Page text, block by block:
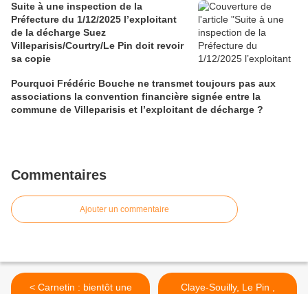
Suite à une inspection de la
Préfecture du 1/12/2025 l’exploitant
de la décharge Suez
Villeparisis/Courtry/Le Pin doit revoir
sa copie
Pourquoi Frédéric Bouche ne transmet toujours pas aux
associations la convention financière signée entre la
commune de Villeparisis et l’exploitant de décharge ?
Commentaires
Ajouter un commentaire
< Carnetin : bientôt une
Claye-Souilly, Le Pin ,